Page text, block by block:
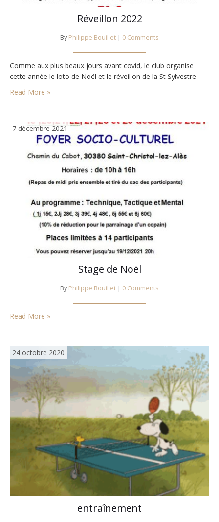
Réveillon 2022
By Philippe Bouillet | 0 Comments
Comme aux plus beaux jours avant covid, le club organise
cette année le loto de Noël et le réveillon de la St Sylvestre
Read More »
7 décembre 2021
Stage de Noël
By Philippe Bouillet | 0 Comments
Read More »
24 octobre 2020
entraînement